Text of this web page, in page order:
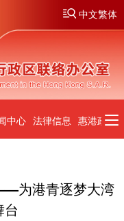
中文繁体
中心 法律信息 惠港政策
为港青逐梦大湾
台